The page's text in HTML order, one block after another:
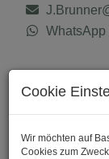
WhatsApp
Cookie
Wir möchten auf
Cookies zum